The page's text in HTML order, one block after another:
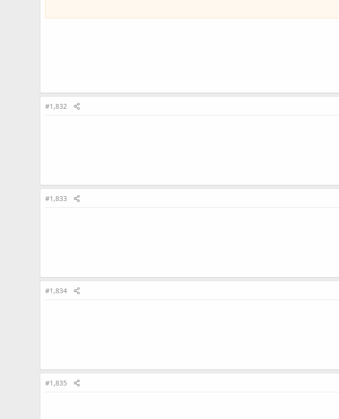
#1,832
#1,833
#1,834
#1,835